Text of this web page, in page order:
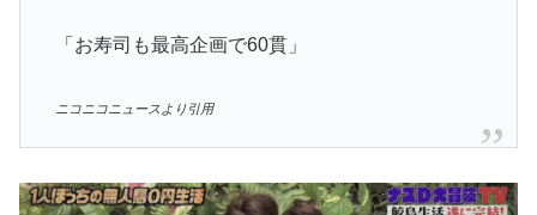
「お寿司も最高企画で60貫」
ニコニコニュースより引用